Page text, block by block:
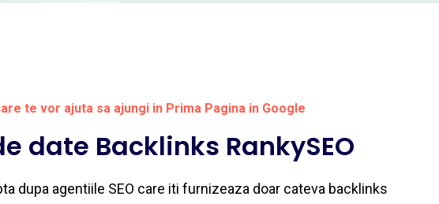
te vor ajuta sa ajungi in Prima Pagina in Google
date Backlinks RankySEO
dupa agentiile SEO care iti furnizeaza doar cateva backlinks